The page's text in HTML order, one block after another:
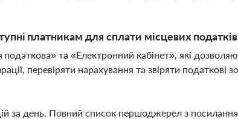
платникам для сплати місцевих
та «Електронний кабінет», які
перевіряти нарахування та звіряти податкові
за день. Повний список першоджерел з